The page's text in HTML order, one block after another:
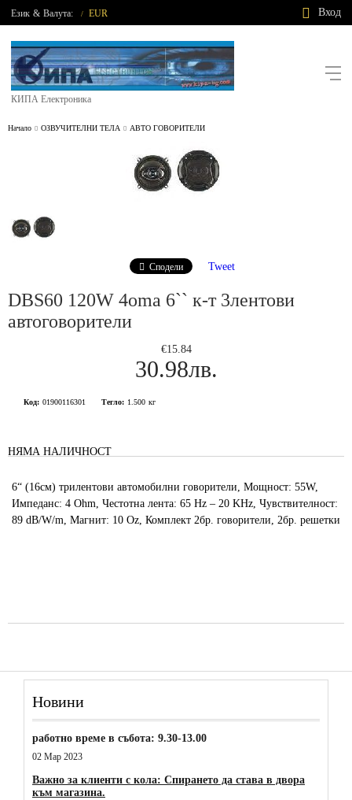
Език & Валута: / EUR Вход
КИПА Електроника
Начало ОЗВУЧИТЕЛНИ ТЕЛА АВТО ГОВОРИТЕЛИ
Сподели Tweet
DBS60 120W 4oma 6`` к-т 3лентови
автоговорители
€15.84
30.98лв.
Код: 01900116301 Тегло: 1.500 кг
НЯМА НАЛИЧНОСТ
6“ (16см) трилентови автомобилни говорители, Мощност: 55W,
Импеданс: 4 Ohm, Честотна лента: 65 Hz – 20 KHz, Чувствителност:
89 dB/W/m, Магнит: 10 Oz, Комплект 2бр. говорители, 2бр. решетки
Новини
работно време в събота: 9.30-13.00
02 Мар 2023
Важно за клиенти с кола: Спирането да става в двора
към магазина.